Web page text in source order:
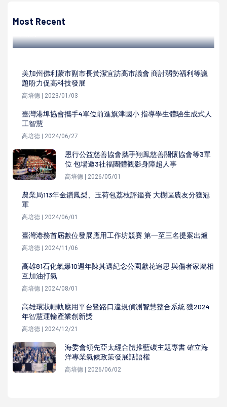
Most Recent
有權人定期檢視改善
美加州佛利蒙市副市長黃潔宜訪高市議會 商討弱勢福利等議
題盼力促高科技發展
高培德 | 2023/01/03
臺灣港埠協會攜手4單位前進旗津國小 指導學生體驗生成式人
工智慧
高培德 | 2024/06/27
恩行公益慈善協會攜手翔鳳慈善關懷協會等3單
位 包場邀3社福團體觀影身障超人事
高培德 | 2026/05/01
農業局113年金鑽鳳梨、玉荷包荔枝評鑑賽 大樹區農友分獲冠
軍
高培德 | 2024/06/01
臺灣港務首屆數位發展應用工作坊競賽 第一至三名提案出爐
高培德 | 2024/11/06
高雄81石化氣爆10週年陳其邁紀念公園獻花追思 與傷者家屬相
互加油打氣
高培德 | 2024/08/01
高雄環狀輕軌應用平台暨路口違規偵測智慧整合系統 獲2024
年智慧運輸產業創新獎
高培德 | 2024/12/21
海委會領先亞太經合體推藍碳主題專書 確立海
洋專業氣候政策發展話語權
高培德 | 2026/06/02